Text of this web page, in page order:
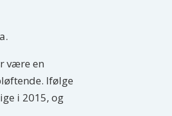
være en
Ifølge
i 2015, og